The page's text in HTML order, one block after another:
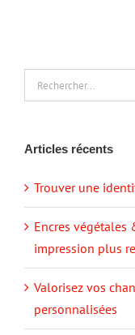
Rechercher:
Articles récents
Trouver une
Encres végétales
impression plus
Valorisez vos
personnalisées